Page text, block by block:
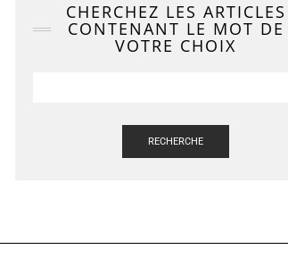
CHERCHEZ LES ARTICLES
CONTENANT LE MOT DE
VOTRE CHOIX
RECHERCHE